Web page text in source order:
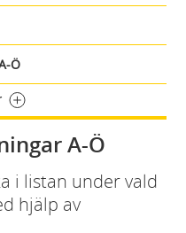
Ö
A-Ö
i listan under vald
hjälp av